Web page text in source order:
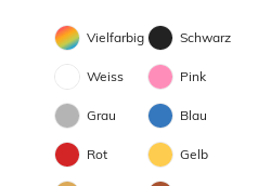
Vielfarbig Schwarz
Weiss Pink
Grau Blau
Rot Gelb